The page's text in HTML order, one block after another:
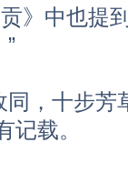
中也提
，十步芳
记载。